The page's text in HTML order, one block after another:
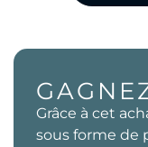
Grâce à cet
sous forme de